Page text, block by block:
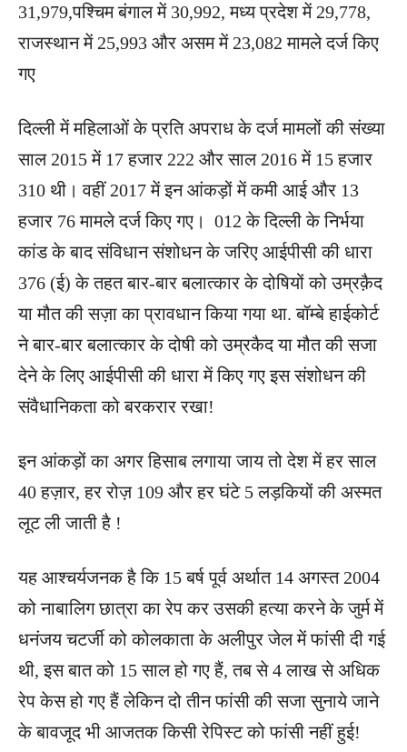
31,979,पश्चिम बंगाल में 30,992, मध्य प्रदेश में 29,778,
राजस्थान में 25,993 और असम में 23,082 मामले दर्ज किए
गए
दिल्ली में महिलाओं के प्रति अपराध के दर्ज मामलों की संख्या
साल 2015 में 17 हजार 222 और साल 2016 में 15 हजार
310 थी। वहीं 2017 में इन आंकड़ों में कमी आई और 13
हजार 76 मामले दर्ज किए गए। 012 के दिल्ली के निर्भया
कांड के बाद संविधान संशोधन के जरिए आईपीसी की धारा
376 (ई) के तहत बार-बार बलात्कार के दोषियों को उम्रक़ैद
या मौत की सज़ा का प्रावधान किया गया था. बॉम्बे हाईकोर्ट
ने बार-बार बलात्कार के दोषी को उम्रकैद या मौत की सजा
देने के लिए आईपीसी की धारा में किए गए इस संशोधन की
संवैधानिकता को बरकरार रखा!
इन आंकड़ों का अगर हिसाब लगाया जाय तो देश में हर साल
40 हज़ार, हर रोज़ 109 और हर घंटे 5 लड़कियों की अस्मत
लूट ली जाती है !
यह आश्चर्यजनक है कि 15 बर्ष पूर्व अर्थात 14 अगस्त 2004
को नाबालिग छात्रा का रेप कर उसकी हत्या करने के जुर्म में
धनंजय चटर्जी को कोलकाता के अलीपुर जेल में फांसी दी गई
थी, इस बात को 15 साल हो गए हैं, तब से 4 लाख से अधिक
रेप केस हो गए हैं लेकिन दो तीन फांसी की सजा सुनाये जाने
के बावजूद भी आजतक किसी रेपिस्ट को फांसी नहीं हुई!